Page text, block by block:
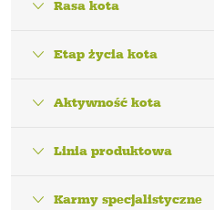
Rasa kota
Etap życia kota
Aktywność kota
Linia produktowa
Karmy specjalistyczne